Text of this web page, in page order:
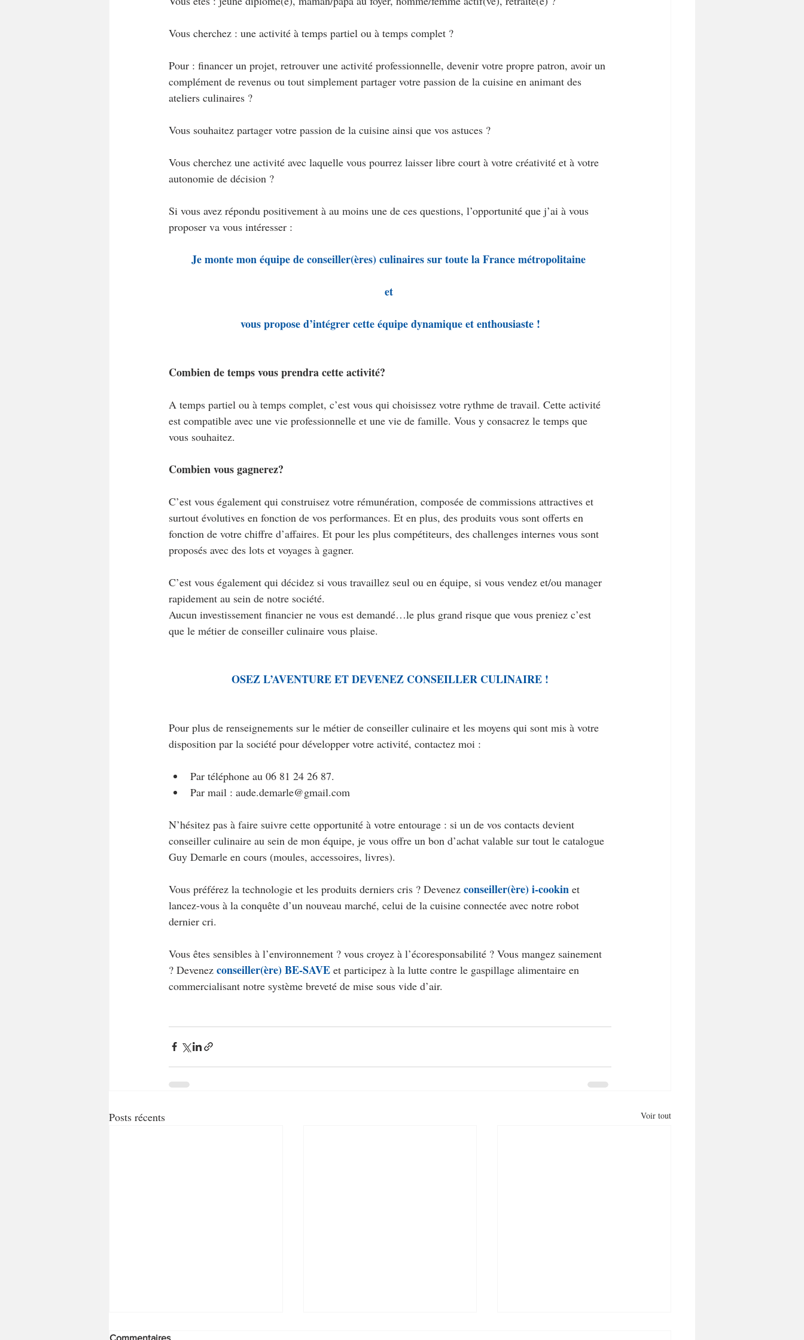
Vous cherchez : une activité à temps partiel ou à temps complet ?
Pour : financer un projet, retrouver une activité professionnelle, devenir votre propre patron, avoir un
complément de revenus ou tout simplement partager votre passion de la cuisine en animant des
ateliers culinaires ?
Vous souhaitez partager votre passion de la cuisine ainsi que vos astuces ?
Vous cherchez une activité avec laquelle vous pourrez laisser libre court à votre créativité et à votre
autonomie de décision ?
Si vous avez répondu positivement à au moins une de ces questions, l’opportunité que j’ai à vous
proposer va vous intéresser :
Je monte mon équipe de conseiller(ères) culinaires sur toute la France métropolitaine
et
vous propose d’intégrer cette équipe dynamique et enthousiaste !
Combien de temps vous prendra cette activité?
A temps partiel ou à temps complet, c’est vous qui choisissez votre rythme de travail. Cette activité
est compatible avec une vie professionnelle et une vie de famille. Vous y consacrez le temps que
vous souhaitez.
Combien vous gagnerez?
C’est vous également qui construisez votre rémunération, composée de commissions attractives et
surtout évolutives en fonction de vos performances. Et en plus, des produits vous sont offerts en
fonction de votre chiffre d’affaires. Et pour les plus compétiteurs, des challenges internes vous sont
proposés avec des lots et voyages à gagner.
C’est vous également qui décidez si vous travaillez seul ou en équipe, si vous vendez et/ou manager
rapidement au sein de notre société.
Aucun investissement financier ne vous est demandé…le plus grand risque que vous preniez c’est
que le métier de conseiller culinaire vous plaise.
OSEZ L’AVENTURE ET DEVENEZ CONSEILLER CULINAIRE !
Pour plus de renseignements sur le métier de conseiller culinaire et les moyens qui sont mis à votre
disposition par la société pour développer votre activité, contactez moi :
Par téléphone au 06 81 24 26 87.
Par mail : aude.demarle@gmail.com
N’hésitez pas à faire suivre cette opportunité à votre entourage : si un de vos contacts devient
conseiller culinaire au sein de mon équipe, je vous offre un bon d’achat valable sur tout le catalogue
Guy Demarle en cours (moules, accessoires, livres).
Vous préférez la technologie et les produits derniers cris ? Devenez conseiller(ère) i-cookin et
lancez-vous à la conquête d’un nouveau marché, celui de la cuisine connectée avec notre robot
dernier cri.
Vous êtes sensibles à l’environnement ? vous croyez à l’écoresponsabilité ? Vous mangez sainement
? Devenez conseiller(ère) BE-SAVE et participez à la lutte contre le gaspillage alimentaire en
commercialisant notre système breveté de mise sous vide d’air.
Posts récents Voir tout